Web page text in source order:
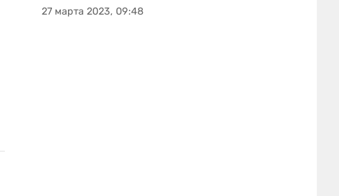
27 марта 2023, 09:48